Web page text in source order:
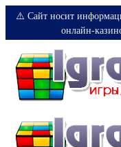
⚠️ Сайт носит
онлайн-